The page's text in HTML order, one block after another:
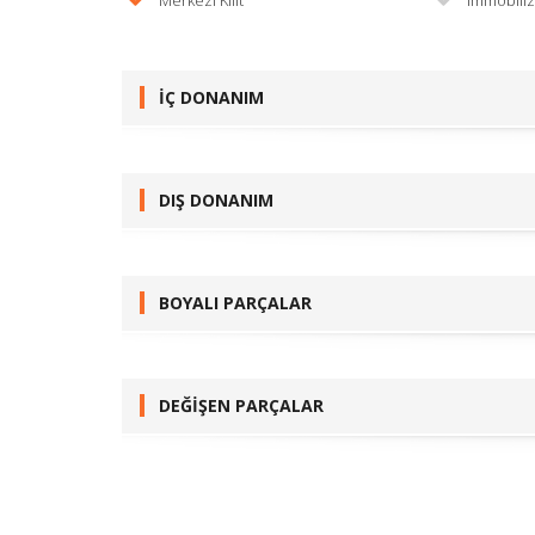
İÇ DONANIM
DIŞ DONANIM
BOYALI PARÇALAR
DEĞİŞEN PARÇALAR